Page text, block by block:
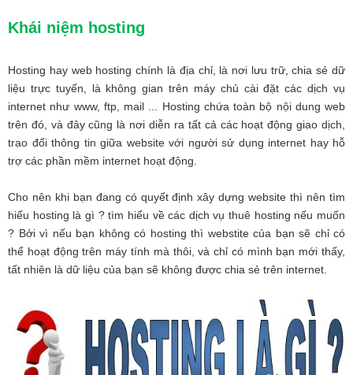
Khái niệm hosting
Hosting hay web hosting chính là địa chỉ, là nơi lưu trữ, chia sẻ dữ
liệu trực tuyến, là không gian trên máy chủ cài đặt các dịch vụ
internet như www, ftp, mail ... Hosting chứa toàn bộ nội dung web
trên đó, và đây cũng là nơi diễn ra tất cả các hoạt động giao dịch,
trao đổi thông tin giữa website với người sử dụng internet hay hỗ
trợ các phần mềm internet hoạt động.
Cho nên khi bạn đang có quyết định xây dựng website thì nên tìm
hiểu hosting là gì ? tìm hiểu về các dịch vụ thuê hosting nếu muốn
? Bởi vì nếu bạn không có hosting thì webstite của bạn sẽ chỉ có
thể hoạt động trên máy tính mà thôi, và chỉ có mình bạn mới thấy,
tất nhiên là dữ liệu của bạn sẽ không được chia sẻ trên internet.